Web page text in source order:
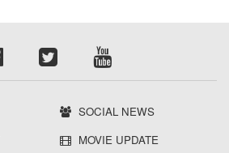
SOCIAL NEWS
MOVIE UPDATE